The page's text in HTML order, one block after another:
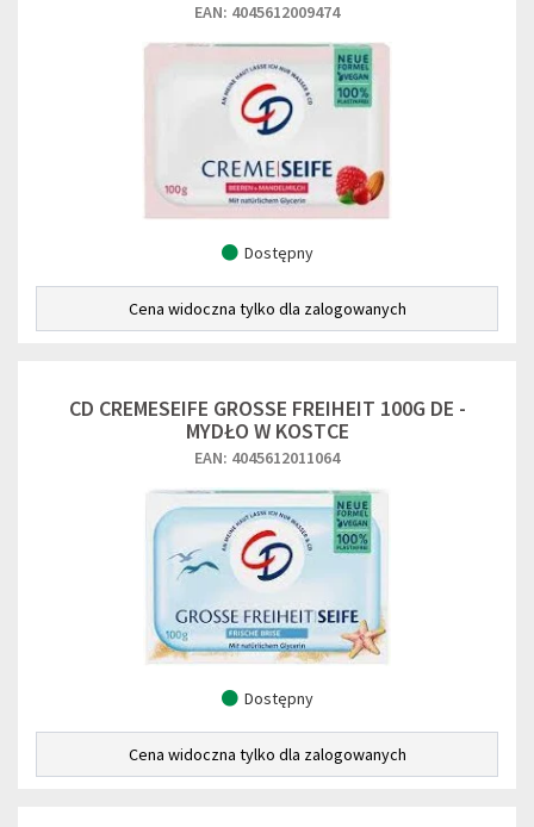
EAN: 4045612009474
Dostępny
Cena widoczna tylko dla zalogowanych
CD CREMESEIFE GROSSE FREIHEIT 100G DE -
MYDŁO W KOSTCE
EAN: 4045612011064
Dostępny
Cena widoczna tylko dla zalogowanych